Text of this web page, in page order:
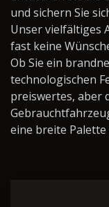
und sichern Sie
Unser vielfältiges
fast keine
Ob Sie ein
technologischen
preiswertes, aber
eine breite